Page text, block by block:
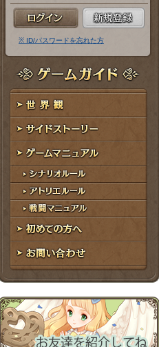
ー
ル
ア
ド
レ
ス
パ
ス
ー
ド
※ ID/パスワードを忘れた方
ゲームガイド
世界観
サイドストーリー
ゲームマニュアル
シナリオルール
アトリエルール
戦闘マニュアル
初めての方へ
お問い合わせ